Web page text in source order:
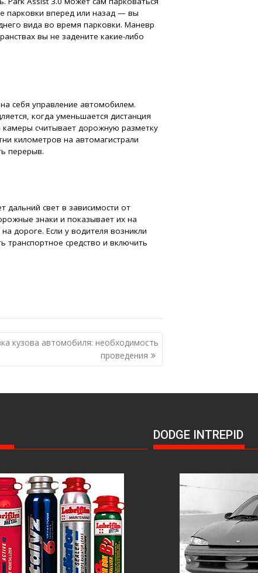
парковки вперед или назад — вы
вида во время парковки. Маневр
вы не задените какие-либо
себя управление автомобилем.
когда уменьшается дистанция
камеры считывает дорожную разметку
километров на автомагистрали
перерыв.
дальний свет в зависимости от
знаки и показывает их на
дороге. Если у водителя возникли
транспортное средство и включить
кузова автомобиля: необходимость
проведения
DODGE INTREPID